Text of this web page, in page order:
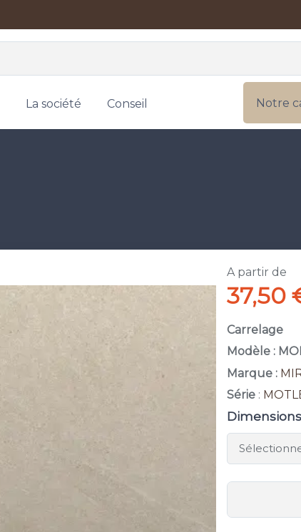
La société Conseil Notre
A partir de
37,50
Carrelage
Modèle :
Marque :
Série :
Dimensions